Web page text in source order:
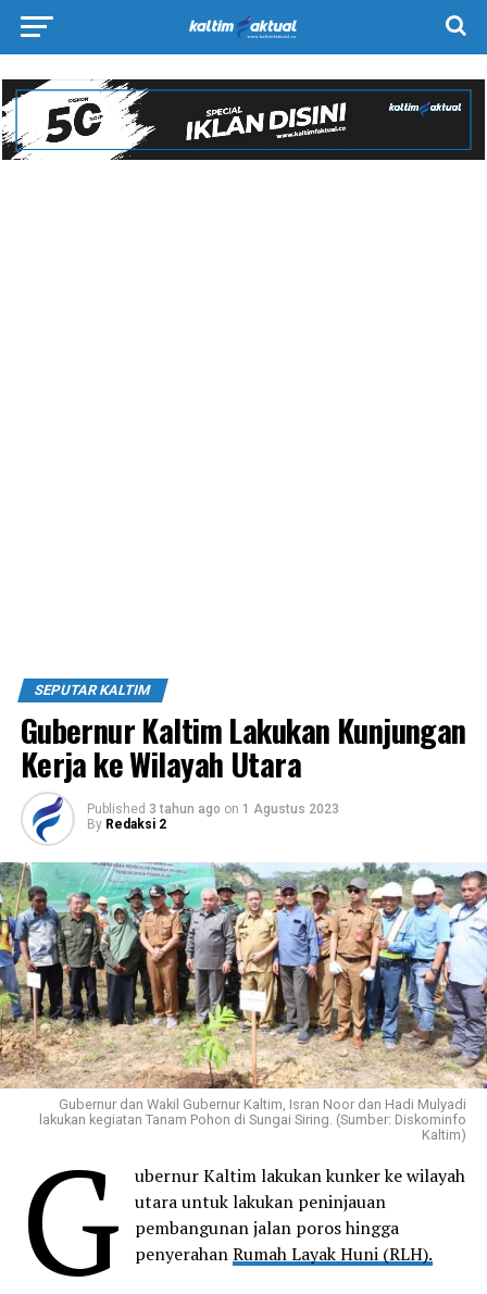
SEPUTAR KALTIM
Gubernur Kaltim Lakukan Kunjungan
Kerja ke Wilayah Utara
Published 3 tahun ago on 1 Agustus 2023
By Redaksi 2
Gubernur dan Wakil Gubernur Kaltim, Isran Noor dan Hadi Mulyadi
lakukan kegiatan Tanam Pohon di Sungai Siring. (Sumber: Diskominfo
Kaltim)
G
ubernur Kaltim lakukan kunker ke wilayah
utara untuk lakukan peninjauan
pembangunan jalan poros hingga
penyerahanRumah Layak Huni (RLH).